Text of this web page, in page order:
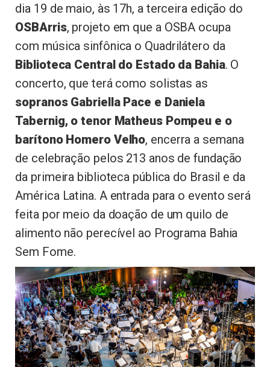
dia 19 de maio, às 17h, a terceira edição do
OSBArris, projeto em que a OSBA ocupa
com música sinfônica o Quadrilátero da
Biblioteca Central do Estado da Bahia. O
concerto, que terá como solistas as
sopranos Gabriella Pace e Daniela
Tabernig, o tenor Matheus Pompeu e o
barítono Homero Velho, encerra a semana
de celebração pelos 213 anos de fundação
da primeira biblioteca pública do Brasil e da
América Latina. A entrada para o evento será
feita por meio da doação de um quilo de
alimento não perecível ao Programa Bahia
Sem Fome.